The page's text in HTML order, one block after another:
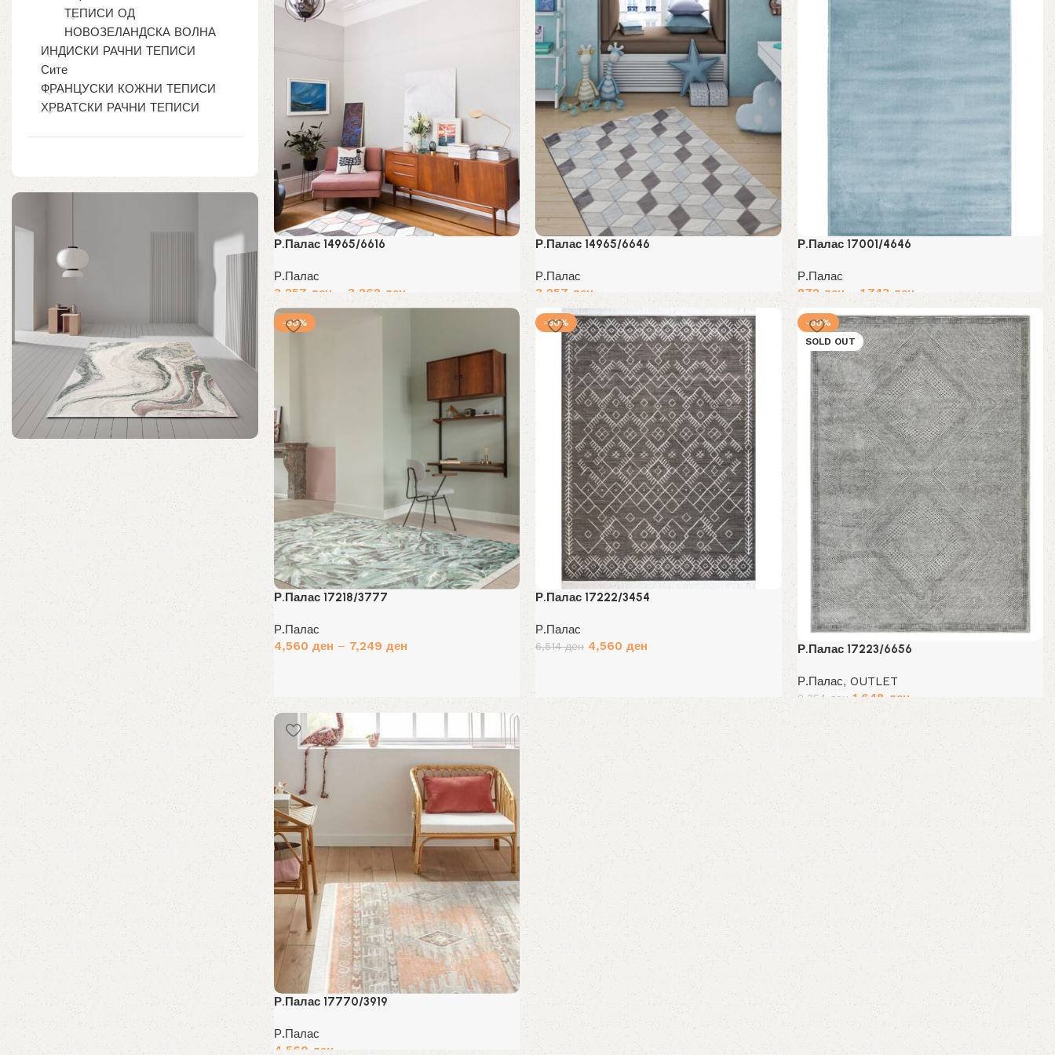
ТЕПИСИ ОД
НОВОЗЕЛАНДСКА ВОЛНА
ИНДИСКИ РАЧНИ ТЕПИСИ
Сите
ФРАНЦУСКИ КОЖНИ ТЕПИСИ
ХРВАТСКИ РАЧНИ ТЕПИСИ
Колекција на попуст
Уникатни теписи до 40% попуст!
Р.Палас 14965/6616
Р.Палас
3,257 ден 3,262 ден
Избери опции
Р.Палас 14965/6646
Р.Палас
3,257 ден
Избери опции
Р.Палас 17001/4646
Р.Палас
872 ден 1,743 ден
Избери опции
-30%
Р.Палас 17218/3777
Р.Палас
4,560 ден – 7,249 ден
-30%
Р.Палас 17222/3454
Р.Палас
6,514ден Original
4,560 ден
-30%
SOLD OUT
Р.Палас 17223/6656
Р.Палас, OUTLET
2,354 ден Original
was:
1,648 денCurrent
price
1,648 ден.
Р.Палас 17770/3919
Р.Палас
4,560ден